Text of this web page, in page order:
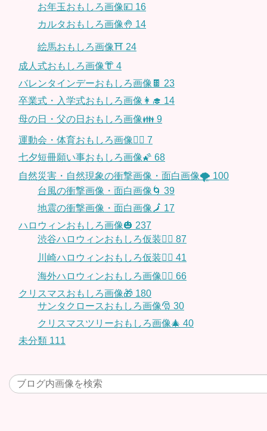
お年玉おもしろ画像💴 16
カルタおもしろ画像🤚 14
絵馬おもしろ画像⛩ 24
成人式おもしろ画像👘 4
バレンタインデーおもしろ画像🍫 23
卒業式・入学式おもしろ画像👩‍🎓 14
母の日・父の日おもしろ画像👪 9
運動会・体育おもしろ画像🤸‍♂️ 7
七夕短冊願い事おもしろ画像🌠 68
自然災害・自然現象の衝撃画像・面白画像🌪 100
台風の衝撃画像・面白画像🌀 39
地震の衝撃画像・面白画像🗾 17
ハロウィンおもしろ画像🎃 237
渋谷ハロウィンおもしろ仮装👯‍♂️ 87
川崎ハロウィンおもしろ仮装🧞‍♀️ 41
海外ハロウィンおもしろ画像🧛‍♂️ 66
クリスマスおもしろ画像🎁 180
サンタクロースおもしろ画像🎅 30
クリスマスツリーおもしろ画像🎄 40
未分類 111